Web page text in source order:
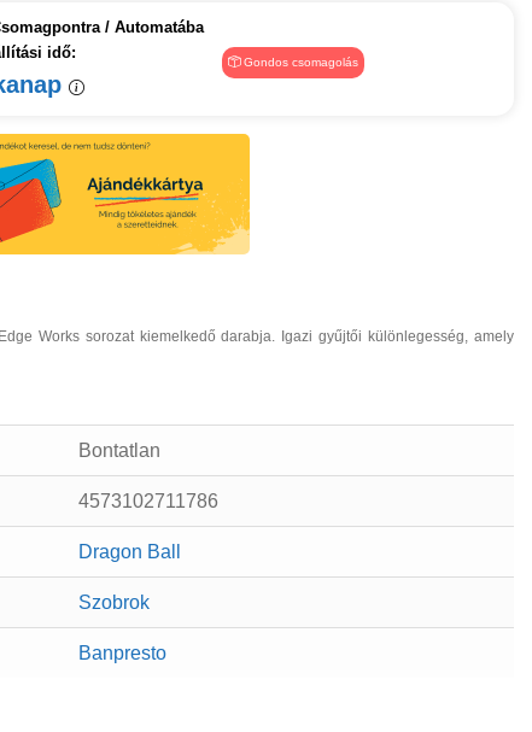
/ Automatába
idő:
Gondos csomagolás
Works sorozat kiemelkedő darabja. Igazi gyűjtői különlegesség, amely
Bontatlan
4573102711786
Dragon Ball
Szobrok
Banpresto